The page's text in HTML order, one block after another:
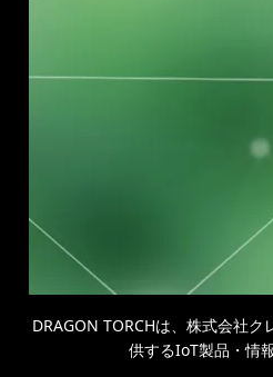
DRAGON TORCHは、株式会社
供するIoT製品・情